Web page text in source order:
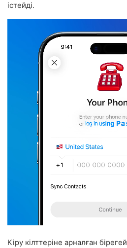
істейді.
Кіру кілттеріне арналған бірегей